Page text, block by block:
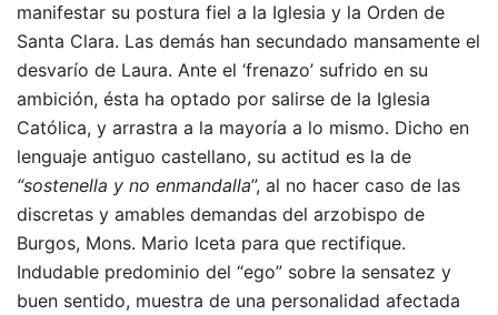
manifestar su postura fiel a la Iglesia y la Orden de
Santa Clara. Las demás han secundado mansamente el
desvarío de Laura. Ante el ‘frenazo’ sufrido en su
ambición, ésta ha optado por salirse de la Iglesia
Católica, y arrastra a la mayoría a lo mismo. Dicho en
lenguaje antiguo castellano, su actitud es la de
“sostenella y no enmandalla”, al no hacer caso de las
discretas y amables demandas del arzobispo de
Burgos, Mons. Mario Iceta para que rectifique.
Indudable predominio del “ego” sobre la sensatez y
buen sentido, muestra de una personalidad afectada